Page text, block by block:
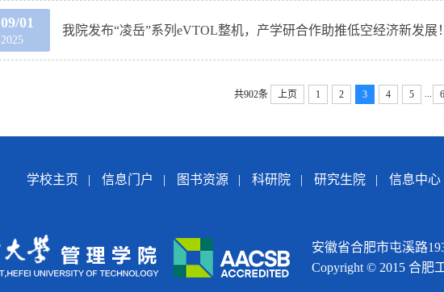
09/01
2025
我院发布“凌岳”系列eVTOL整机，产学研合作助推低空经济新发展！
共902条 上页 1 2 3 4 5
学校主页 | 信息门户 | 图书资源 | 科研院 | 研究生院 | 信息中心
安徽省合肥市屯溪路
Copyright © 2015 合肥